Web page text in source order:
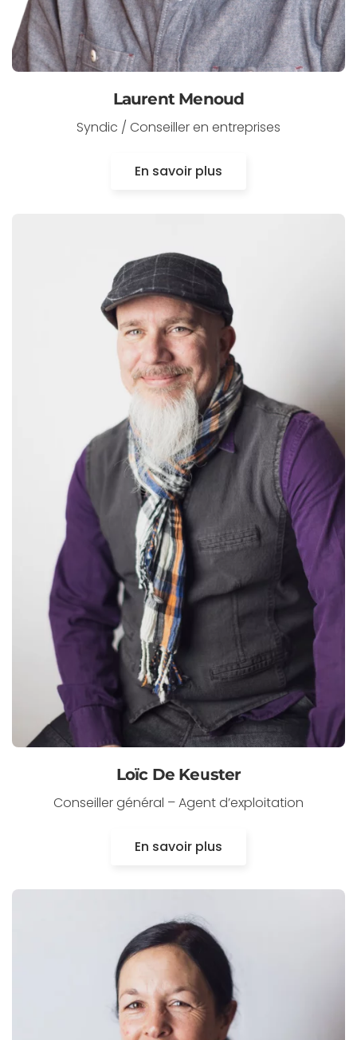
Laurent Menoud
Syndic / Conseiller en entreprises
En savoir plus
Loïc De Keuster
Conseiller général – Agent d’exploitation
En savoir plus